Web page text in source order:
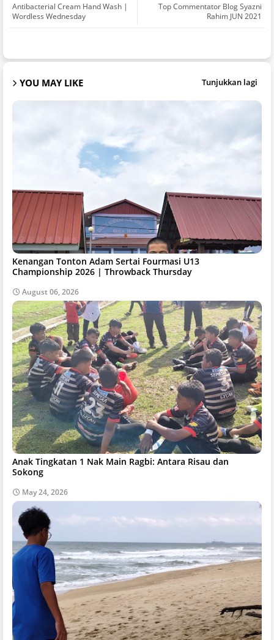
Top Commentator Blog Syazni
Rahim JUN 2021
Antibacterial Cream Hand Wash |
Wordless Wednesday
YOU MAY LIKE Tunjukkan lagi
Kenangan Tonton Adam Sertai Fourmasi U13
Championship 2026 | Throwback Thursday
August 06, 2026
Anak Tingkatan 1 Nak Main Ragbi: Antara Risau dan
Sokong
May 24, 2026